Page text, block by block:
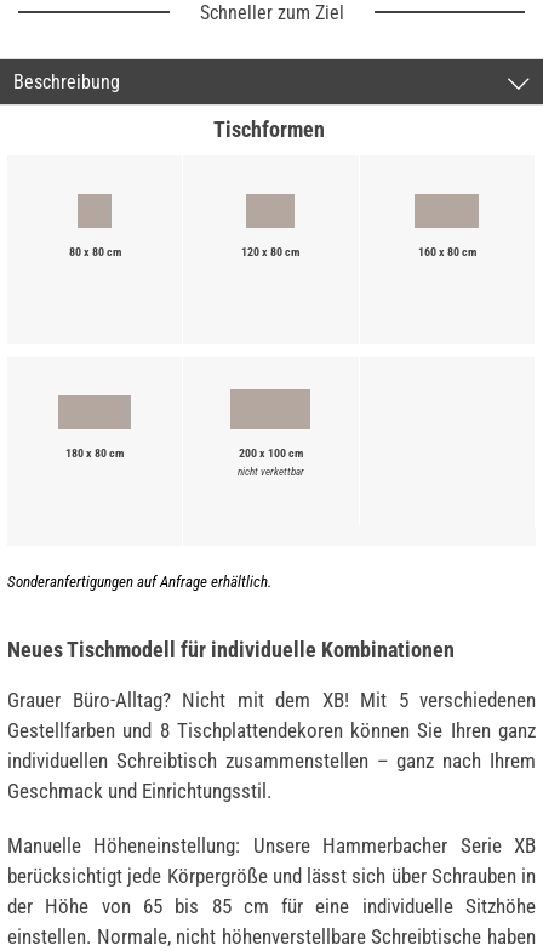
Schneller zum Ziel
Beschreibung
Tischformen
80 x 80 cm 120 x 80 cm 160 x 80 cm
180 x 80 cm 200 x 100 cm
nicht verkettbar
Sonderanfertigungen auf Anfrage erhältlich.
Neues Tischmodell für individuelle Kombinationen
Grauer Büro-Alltag? Nicht mit dem XB! Mit 5 verschiedenen
Gestellfarben und 8 Tischplattendekoren können Sie Ihren ganz
individuellen Schreibtisch zusammenstellen – ganz nach Ihrem
Geschmack und Einrichtungsstil.
Manuelle Höheneinstellung: Unsere Hammerbacher Serie XB
berücksichtigt jede Körpergröße und lässt sich über Schrauben in
der Höhe von 65 bis 85 cm für eine individuelle Sitzhöhe
einstellen. Normale, nicht höhenverstellbare Schreibtische haben